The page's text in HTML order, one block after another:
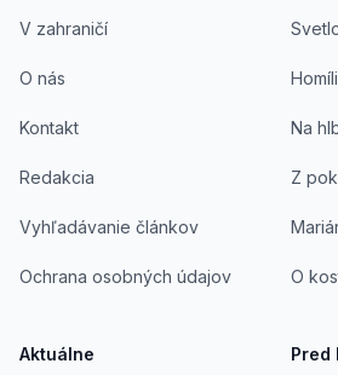
V zahraničí
O nás
Kontakt
Redakcia
Vyhľadávanie článkov
Ochrana osobných údajov
Aktuálne
Na
Z
O
Pred